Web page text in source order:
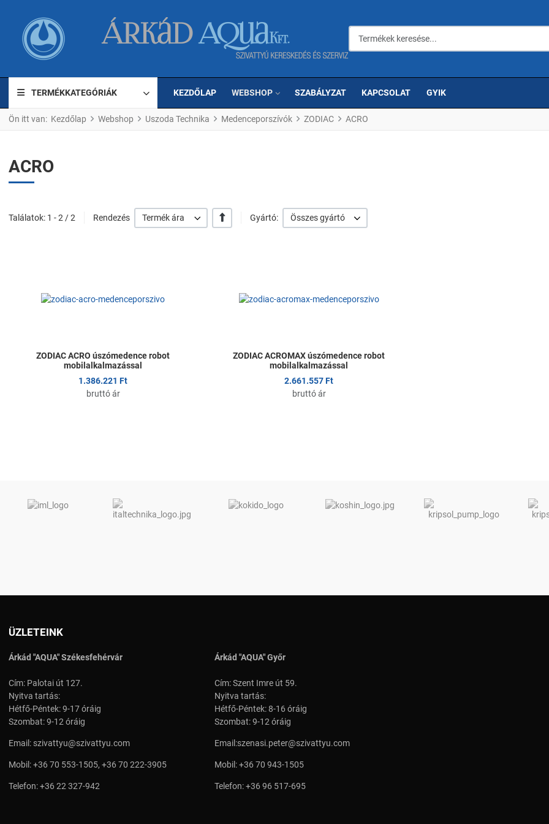
TERMÉKKATEGÓRIÁK KEZDŐLAP WEBSHOP SZABÁLYZAT KAPCSOLAT GYIK
Ön itt van: Kezdőlap Webshop Uszoda Technika Medenceporszívók ZODIAC ACRO
ACRO
Találatok: 1 - 2 / 2 Rendezés Termék ára +/- Gyártó: Összes gyártó
Összehasonlítom
ZODIAC ACRO úszómedence robot
mobilalkalmazással
1.386.221 Ft
bruttó ár
ZODIAC ACROMAX úszómedence robot
mobilalkalmazással
2.661.557 Ft
bruttó ár
ÜZLETEINK
Árkád "AQUA" Székesfehérvár
Cím: Palotai út 127.
Nyitva tartás:
Hétfő-Péntek: 9-17 óráig
Szombat: 9-12 óráig
Email: szivattyu@szivattyu.com
Mobil:+36 70 553-1505, +36 70 222-3905
Telefon:+36 22 327-942
Árkád "AQUA" Győr
Cím: Szent Imre út 59.
Nyitva tartás:
Hétfő-Péntek: 8-16 óráig
Szombat: 9-12 óráig
Email:szenasi.peter@szivattyu.com
Mobil:+36 70 943-1505
Telefon:+36 96 517-695